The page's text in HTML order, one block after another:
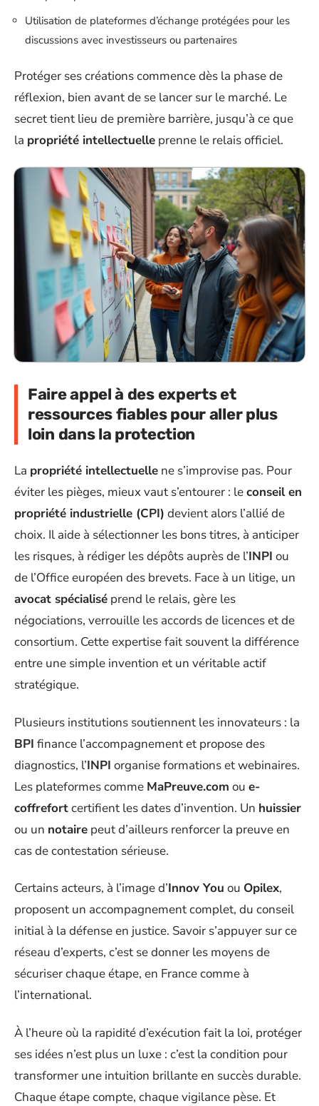
Utilisation de plateformes d’échange protégées pour les
discussions avec investisseurs ou partenaires
Protéger ses créations commence dès la phase de
réflexion, bien avant de se lancer sur le marché. Le
secret tient lieu de première barrière, jusqu’à ce que
la propriété intellectuelle prenne le relais officiel.
Faire appel à des experts et
ressources fiables pour aller plus
loin dans la protection
La propriété intellectuelle ne s’improvise pas. Pour
éviter les pièges, mieux vaut s’entourer : leconseil en
propriété industrielle (CPI) devient alors l’allié de
choix. Il aide à sélectionner les bons titres, à anticiper
les risques, à rédiger les dépôts auprès de l’INPI ou
de l’Office européen des brevets. Face à un litige, un
avocat spécialisé prend le relais, gère les
négociations, verrouille les accords de licences et de
consortium. Cette expertise fait souvent la différence
entre une simple invention et un véritable actif
stratégique.
Plusieurs institutions soutiennent les innovateurs : la
BPI finance l’accompagnement et propose des
diagnostics, l’INPI organise formations et webinaires.
Les plateformes comme MaPreuve.com ou e-
coffrefortcertifient les dates d’invention. Un huissier
ou un notaire peut d’ailleurs renforcer la preuve en
cas de contestation sérieuse.
Certains acteurs, à l’image d’Innov You ou Opilex,
proposent un accompagnement complet, du conseil
initial à la défense en justice. Savoir s’appuyer sur ce
réseau d’experts, c’est se donner les moyens de
sécuriser chaque étape, en France comme à
l’international.
À l’heure où la rapidité d’exécution fait la loi, protéger
ses idées n’est plus un luxe : c’est la condition pour
transformer une intuition brillante en succès durable.
Chaque étape compte, chaque vigilance pèse. Et